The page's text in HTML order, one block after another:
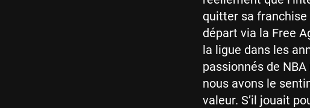
quitter sa
départ via la Free
la ligue dans les
passionnés de
nous avons le
valeur. S’il jouait